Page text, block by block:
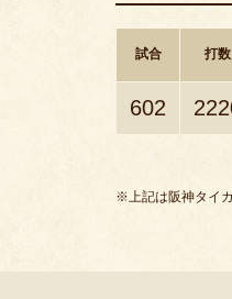
試合 打数
602
※上記は阪神タイ